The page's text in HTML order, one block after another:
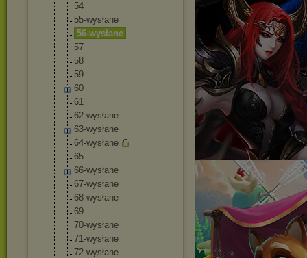
54
55-wysłane
56-wysłane
57
58
59
60
61
62-wysłane
63-wysłane
64-wysłane
65
66-wysłane
67-wysłane
68-wysłane
69
70-wysłane
71-wysłane
72-wysłane